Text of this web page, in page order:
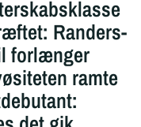
Randers-
forlænger
ramte